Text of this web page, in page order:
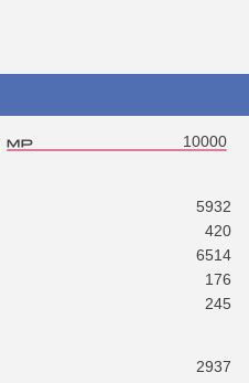
10000
5932
420
6514
176
245
2937